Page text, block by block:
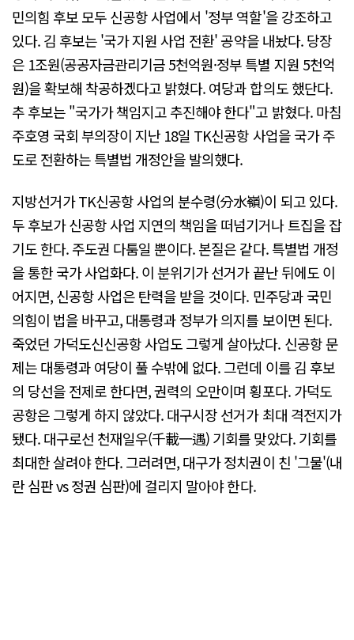
민의힘 후보 모두 신공항 사업에서 '정부 역할'을 강조하고
있다. 김 후보는 '국가 지원 사업 전환' 공약을 내놨다. 당장
은 1조원(공공자금관리기금 5천억원·정부 특별 지원 5천억
원)을 확보해 착공하겠다고 밝혔다. 여당과 합의도 했단다.
추 후보는 "국가가 책임지고 추진해야 한다"고 밝혔다. 마침
주호영 국회 부의장이 지난 18일 TK신공항 사업을 국가 주
도로 전환하는 특별법 개정안을 발의했다.
지방선거가 TK신공항 사업의 분수령(分水嶺)이 되고 있다.
두 후보가 신공항 사업 지연의 책임을 떠넘기거나 트집을 잡
기도 한다. 주도권 다툼일 뿐이다. 본질은 같다. 특별법 개정
을 통한 국가 사업화다. 이 분위기가 선거가 끝난 뒤에도 이
어지면, 신공항 사업은 탄력을 받을 것이다. 민주당과 국민
의힘이 법을 바꾸고, 대통령과 정부가 의지를 보이면 된다.
죽었던 가덕도신신공항 사업도 그렇게 살아났다. 신공항 문
제는 대통령과 여당이 풀 수밖에 없다. 그런데 이를 김 후보
의 당선을 전제로 한다면, 권력의 오만이며 횡포다. 가덕도
공항은 그렇게 하지 않았다. 대구시장 선거가 최대 격전지가
됐다. 대구로선 천재일우(千載一遇) 기회를 맞았다. 기회를
최대한 살려야 한다. 그러려면, 대구가 정치권이 친 '그물'(내
란 심판 vs 정권 심판)에 걸리지 말아야 한다.